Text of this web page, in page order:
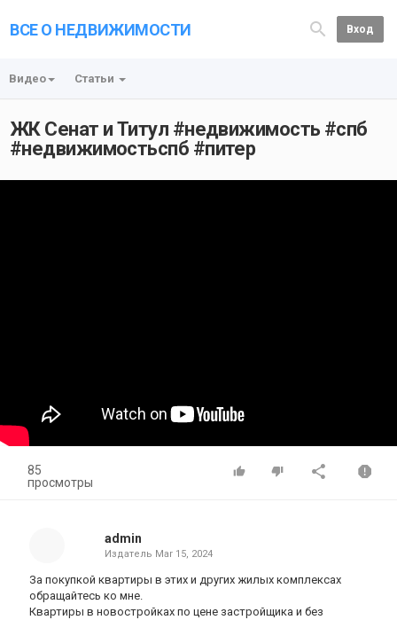
ВСЕ О НЕДВИЖИМОСТИ Вход
Видео Статьи
ЖК Сенат и Титул #недвижимость #спб
#недвижимостьспб #питер
85
просмотры
admin
Издатель Mar 15, 2024
За покупкой квартиры в этих и других жилых комплексах
обращайтесь ко мне.
Квартиры в новостройках по цене застройщика и без